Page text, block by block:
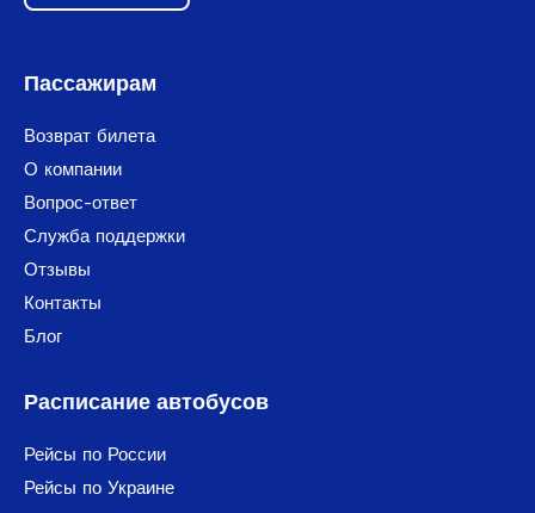
Пассажирам
Возврат билета
О компании
Вопрос-ответ
Служба поддержки
Отзывы
Контакты
Блог
Расписание автобусов
Рейсы по России
Рейсы по Украине